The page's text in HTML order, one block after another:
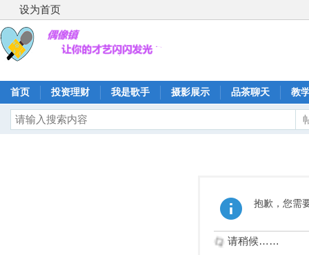
设为首页
首页 投资理财 我是歌手 摄影展示 品茶聊天 教
抱歉，您需
请稍候……